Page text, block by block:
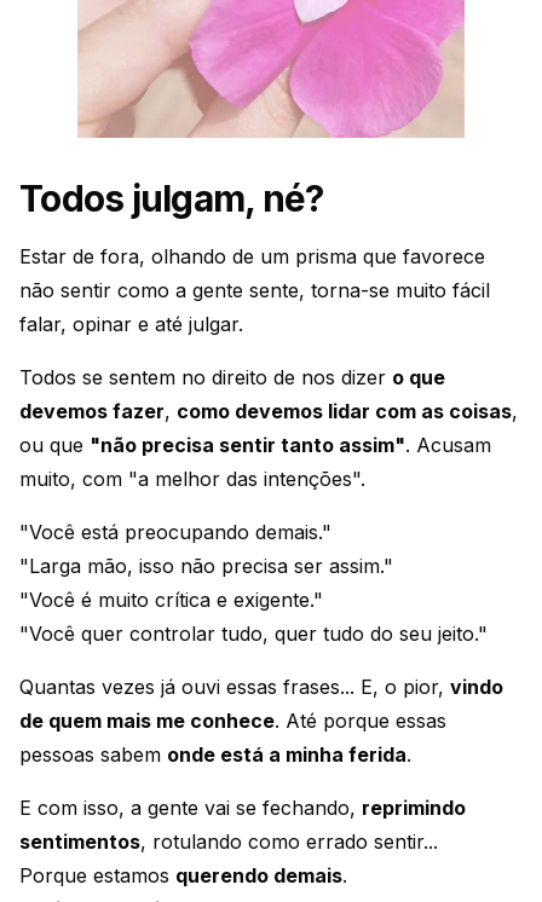
Todos julgam, né?
Estar de fora, olhando de um prisma que favorece
não sentir como a gente sente, torna-se muito fácil
falar, opinar e até julgar.
Todos se sentem no direito de nos dizer o que
devemos fazer, como devemos lidar com as coisas,
ou que "não precisa sentir tanto assim". Acusam
muito, com "a melhor das intenções".
"Você está preocupando demais."
"Larga mão, isso não precisa ser assim."
"Você é muito crítica e exigente."
"Você quer controlar tudo, quer tudo do seu jeito."
Quantas vezes já ouvi essas frases... E, o pior, vindo
de quem mais me conhece. Até porque essas
pessoas sabem onde está a minha ferida.
E com isso, a gente vai se fechando, reprimindo
sentimentos, rotulando como errado sentir...
Porque estamos querendo demais.